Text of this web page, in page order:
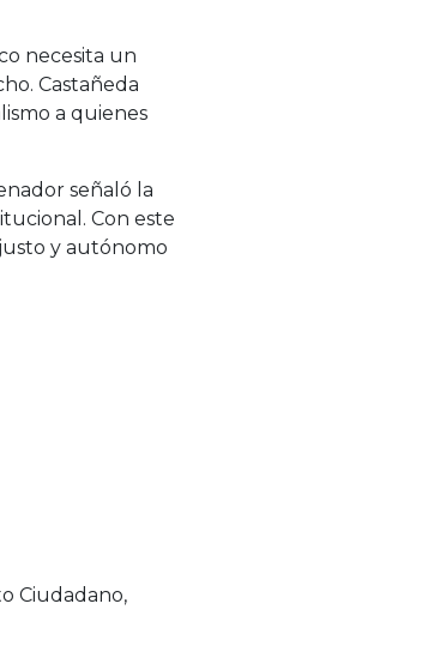
necesita un
Castañeda
a quienes
señaló la
Con este
y autónomo
Ciudadano,